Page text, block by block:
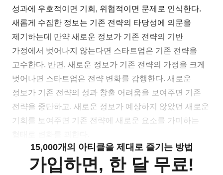
성과에 우호적이면 기회, 위협적이면 문제로 인식한다.
새롭게 수집한 정보는 기존 전략의 타당성에 의문을
제기하는데 만약 새로운 정보가 기존 전략의 기반
가정에서 벗어나지 않는다면 스타트업은 기존 전략을
고수한다. 반면, 새로운 정보가 기존 전략의 가정을 크게
벗어나면 스타트업은 전략 변화를 감행한다. 새로운
정보가 기존 전략의 성과 창출 어려움을 보여주면 기존
전략을 중단하고, 새로운 정보가 예상하지 않았던 새로운
기회를 보여주면 기존 전략에 새로운 요소를 가미하는
15,000개의 아티클을 제대로 즐기는 방법
가입하면, 한 달 무료!